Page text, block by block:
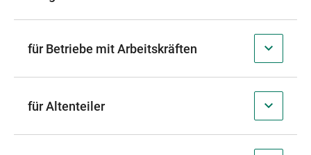
für Betriebe mit Arbeitskräften
für Altenteiler